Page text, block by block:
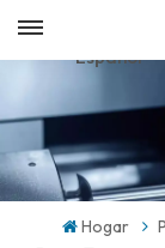
Español
English
Hogar